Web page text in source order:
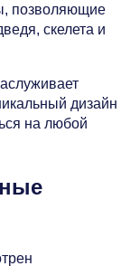
позволяющие
скелета и
дизайн
на любой